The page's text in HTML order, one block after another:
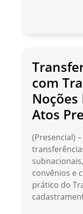
com
Atos
(Presencial)
convênios e
prático do